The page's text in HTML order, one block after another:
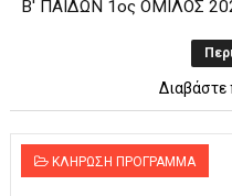
Β' ΠΑΙΔΩΝ 1ος ΟΜΙΛΟΣ
Διαβάστε
ΚΛΗΡΩΣΗ ΠΡΟΓΡΑΜΜΑ